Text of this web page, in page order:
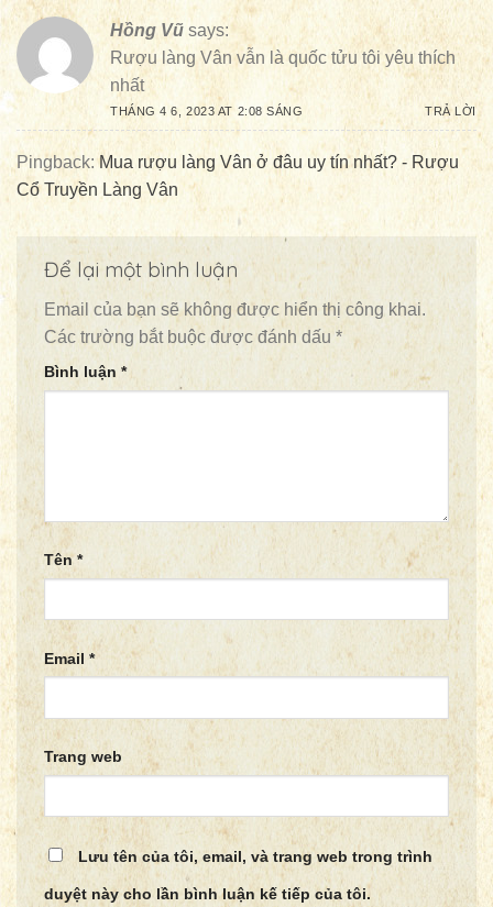
Hồng Vũ says:
Rượu làng Vân vẫn là quốc tửu tôi yêu thích
nhất
THÁNG 4 6, 2023 AT 2:08 SÁNG TRẢ LỜI
Pingback:Mua rượu làng Vân ở đâu uy tín nhất? - Rượu
Cổ Truyền Làng Vân
Để lại một bình luận
Email của bạn sẽ không được hiển thị công khai.
Các trường bắt buộc được đánh dấu *
Bình luận *
Tên*
Email *
Trang web
Lưu tên của tôi, email, và trang web trong trình
duyệt này cho lần bình luận kế tiếp của tôi.